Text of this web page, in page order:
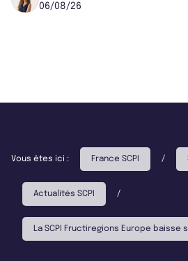
06/08/26
Vous êtes ici : France SCPI /
Actualités SCPI /
La SCPI Fructiregions Europe baisse